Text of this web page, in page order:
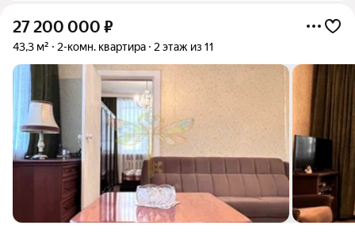
27 200 000 ₽
43,3 м² 2-комн. квартира 2 этаж из 11